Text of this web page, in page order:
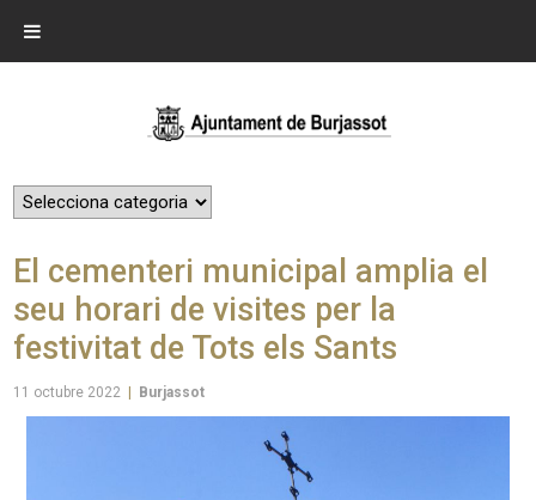
El cementeri municipal amplia el
seu horari de visites per la
festivitat de Tots els Sants
11 octubre 2022 Burjassot